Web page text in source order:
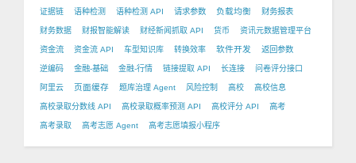
证据链 语种检测 语种检测 API 请求参数 负载均衡 财务报表
财务数据 财报智能解读 财经新闻抓取 API 货币 资讯元数据管理平台
资金流 资金流 API 车型知识库 转换效率 软件开发 返回参数
逆编码 金融-基础 金融-行情 链接提取 API 长连接 问卷评分接口
阿里云 页面缓存 题库治理 Agent 风险控制 高校 高校信息
高校录取分数线 API 高校录取概率预测 API 高校评分 API 高考
高考录取 高考志愿 Agent 高考志愿填报小程序